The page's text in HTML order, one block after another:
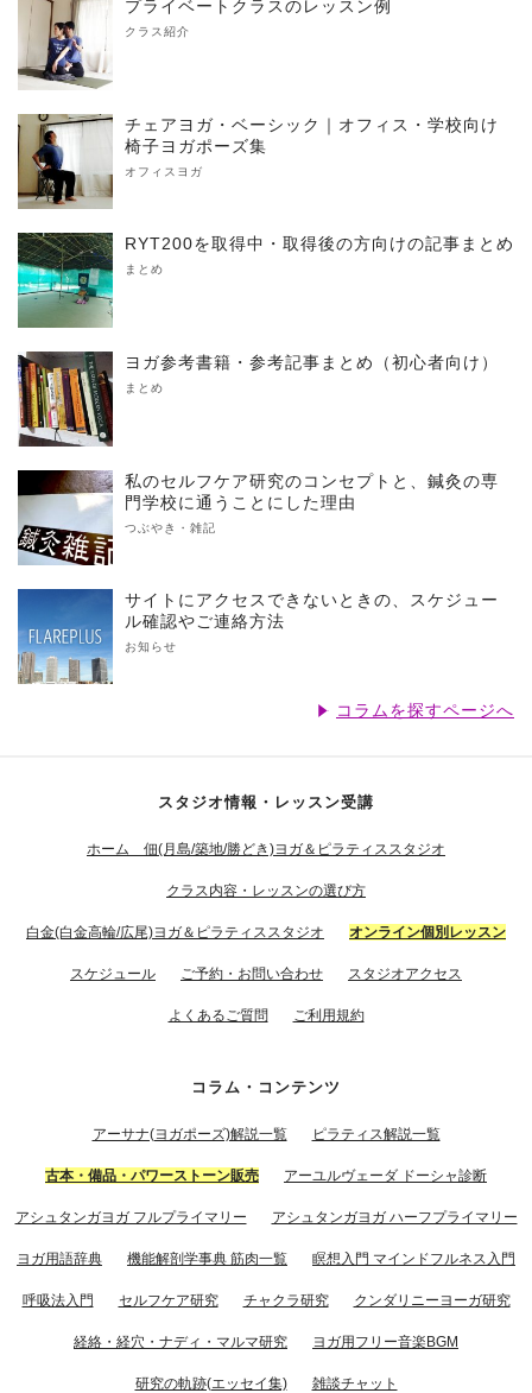
プライベートクラスのレッスン例
クラス紹介
チェアヨガ・ベーシック｜オフィス・学校向け
椅子ヨガポーズ集
オフィスヨガ
RYT200を取得中・取得後の方向けの記事まとめ
まとめ
ヨガ参考書籍・参考記事まとめ（初心者向け）
まとめ
私のセルフケア研究のコンセプトと、鍼灸の専
門学校に通うことにした理由
つぶやき・雑記
サイトにアクセスできないときの、スケジュー
ル確認やご連絡方法
お知らせ
コラムを探すページへ
スタジオ情報・レッスン受講
ホーム 佃(月島/築地/勝どき)ヨガ＆ピラティススタジオ
クラス内容・レッスンの選び方
白金(白金高輪/広尾)ヨガ＆ピラティススタジオ オンライン個別レッスン
スケジュール ご予約・お問い合わせ スタジオアクセス
よくあるご質問 ご利用規約
コラム・コンテンツ
アーサナ(ヨガポーズ)解説一覧 ピラティス解説一覧
古本・備品・パワーストーン販売 アーユルヴェーダ ドーシャ診断
アシュタンガヨガ フルプライマリー アシュタンガヨガ ハーフプライマリー
ヨガ用語辞典 機能解剖学事典 筋肉一覧 瞑想入門 マインドフルネス入門
呼吸法入門 セルフケア研究 チャクラ研究 クンダリニーヨーガ研究
経絡・経穴・ナディ・マルマ研究 ヨガ用フリー音楽BGM
研究の軌跡(エッセイ集) 雑談チャット